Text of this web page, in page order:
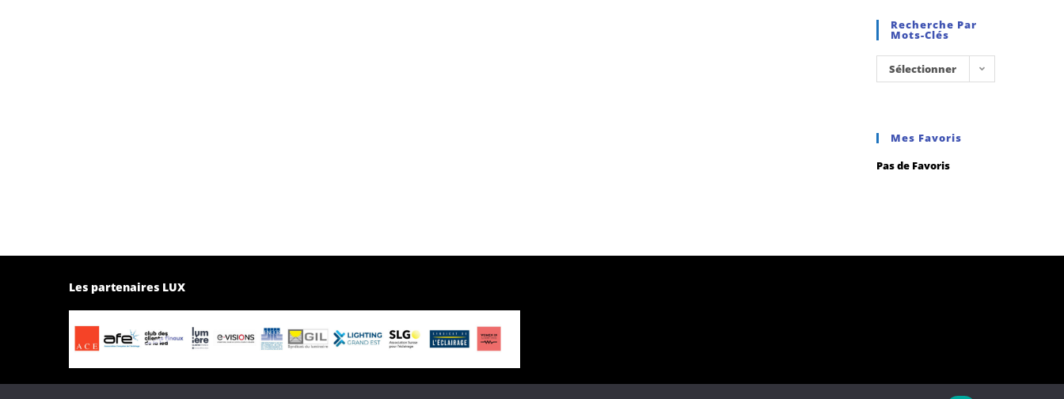
Recherche Par
Mots-Clés
Sélectionner
Mes Favoris
Pas de Favoris
Les partenaires LUX